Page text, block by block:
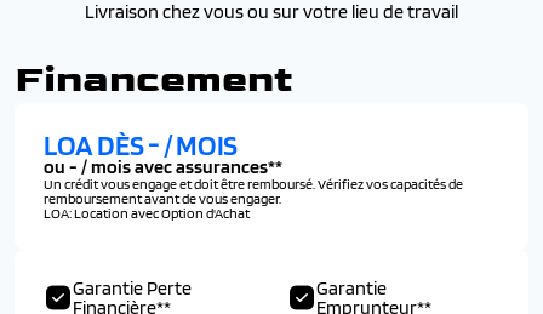
Livraison chez vous ou sur votre lieu de travail
Financement
Garantie Perte
Financière**
Garantie
Emprunteur**
LOA DÈS-/ MOIS
ou - / mois avec assurances**
Un crédit vous engage et doit être remboursé. Vérifiez vos capacités de
remboursement avant de vous engager.
LOA: Location avec Option d'Achat